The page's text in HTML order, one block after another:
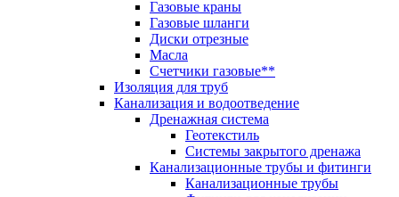
Газовые краны
Газовые шланги
Диски отрезные
Масла
Счетчики газовые**
Изоляция для труб
Канализация и водоотведение
Дренажная система
Геотекстиль
Системы закрытого дренажа
Канализационные трубы и фитинги
Канализационные трубы